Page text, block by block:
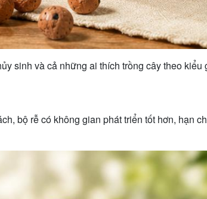
sinh và cả những ai thích trồng cây theo kiểu
bộ rễ có không gian phát triển tốt hơn, hạn